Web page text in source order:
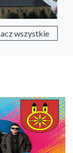
wszystkie